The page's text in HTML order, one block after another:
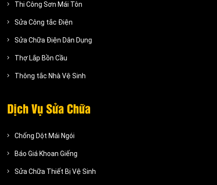
Thi Công Sơn Mái Tôn
Sửa Công tắc Điện
Sửa Chữa Điện Dân Dụng
Thợ Lắp Bồn Cầu
Thông tắc Nhà Vệ Sinh
Dịch Vụ Sửa Chữa
Chống Dột Mái Ngói
Báo Giá Khoan Giếng
Sửa Chữa Thiết Bị Vệ Sinh